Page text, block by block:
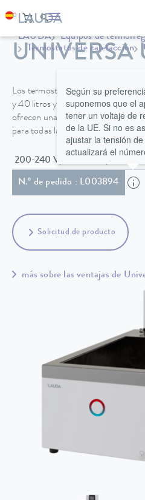
LAUDA Equipos de
Termostatos de calefacción
UNIVERSA
Los termostatos Universa con
y 40 litros y potencias de
ofrecen una flexibilidad total y una
para todas las aplicaciones.
200-240
N.º de pedido : L003894
Según su
suponemos que el
tener un voltaje de
de la UE. Si no es
ajustar la tensión
actualizará el
Solicitud de producto
más sobre las ventajas de